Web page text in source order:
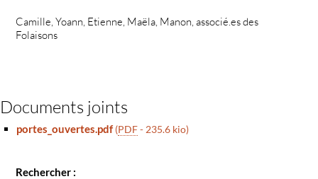
Camille, Yoann, Etienne, Maëla, Manon, associé.es des
Folaisons
Documents joints
portes_ouvertes.pdf (PDF- 235.6 kio)
Rechercher :